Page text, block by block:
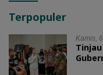
Terpopuler
Kamis,